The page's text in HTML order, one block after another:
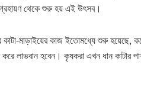
থেকে শুরু হয় এই উৎসব।
মাড়াইয়ের কাজ ইতোমধ্যে শুরু হয়েছে,
লাভবান হবেন। কৃষকরা এখন ধান কাটার